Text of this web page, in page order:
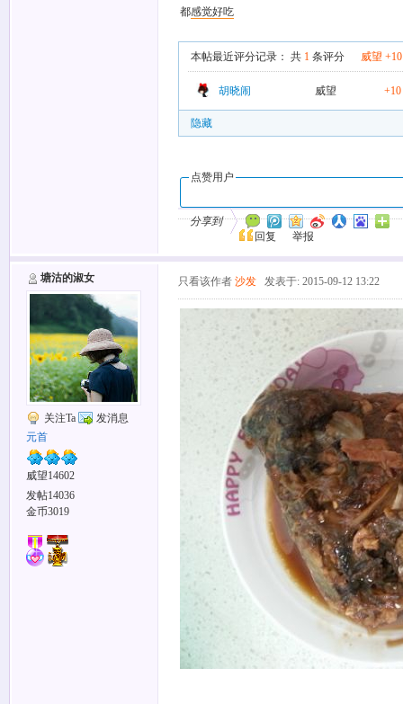
都感觉好吃
本帖最近评分记录： 共 1 条评分 威望 +10
胡晓闹 威望 +10
隐藏
点赞用户
分享到
回复
举报
塘沽的淑女
关注Ta
发消息
元首
威望14602
发帖14036
金币3019
只看该作者 沙发 发表于: 2015-09-12 13:22